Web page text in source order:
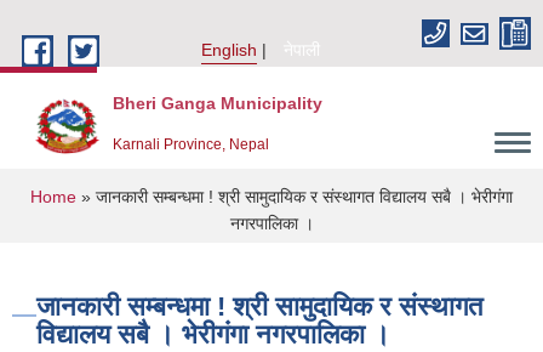
English
नेपाली
Bheri Ganga Municipality
Karnali Province, Nepal
You are here
Home » जानकारी सम्बन्धमा ! श्री सामुदायिक र संस्थागत विद्यालय सबै । भेरीगंगा
नगरपालिका ।
जानकारी सम्बन्धमा ! श्री सामुदायिक र संस्थागत
विद्यालय सबै । भेरीगंगा नगरपालिका ।